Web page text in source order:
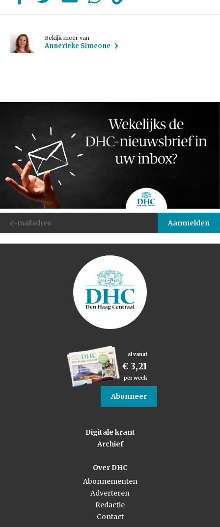
Bekijk meer van
Annerieke Simeone
al vanaf
€ 3,21
per week
Abonneer
Digitale krant
Archief
Over DHC
Abonnementen
Adverteren
Redactie
Contact